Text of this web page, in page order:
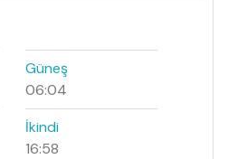
Güneş
06:04
İkindi
16:58